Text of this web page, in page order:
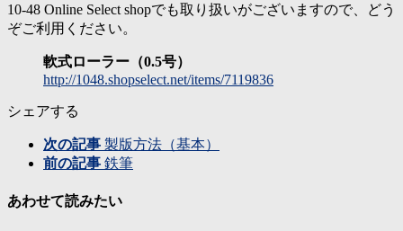
10-48 Online Select shopでも取り扱いがございますので、どう
ぞご利用ください。
軟式ローラー（0.5号）
http://1048.shopselect.net/items/7119836
シェアする
次の記事 製版方法（基本）
前の記事 鉄筆
あわせて読みたい